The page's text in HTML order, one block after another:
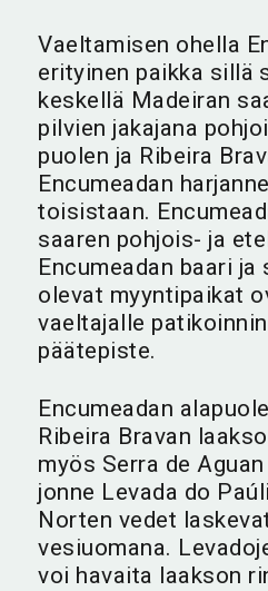
Vaeltamisen ohella
erityinen paikka sillä
keskellä Madeiran
pilvien jakajana
puolen ja Ribeira
Encumeadan
toisistaan.
saaren pohjois- ja
Encumeadan baari
olevat myyntipaikat
vaeltajalle
päätepiste.
Encumeadan
Ribeira Bravan
myös Serra de
jonne Levada do
Norten vedet
vesiuomana.
voi havaita laakson